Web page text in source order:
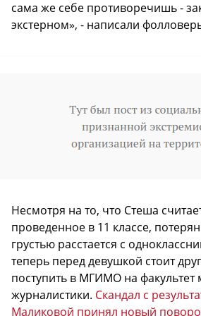
сама же себе противоречишь -
экстерном», - написали
Несмотря на то, что Стеша
проведенное в 11 классе,
грустью расстается с
теперь перед девушкой стоит
поступить в МГИМО на
журналистики. Скандал с
Маликовой принял новый